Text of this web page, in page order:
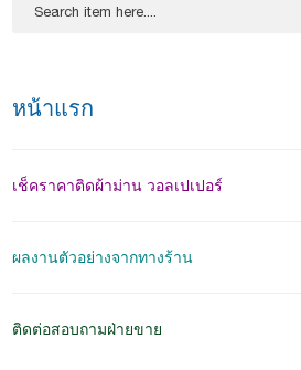
หน้าแรก
เช็คราคาติดผ้าม่าน วอลเปเปอร์
ผลงานตัวอย่างจากทางร้าน
ติดต่อสอบถามฝ่ายขาย